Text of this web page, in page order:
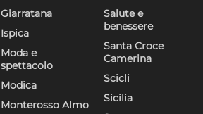
Giarratana
Ispica
Moda e
spettacolo
Modica
Monterosso Almo
Salute e
benessere
Santa Croce
Camerina
Scicli
Sicilia